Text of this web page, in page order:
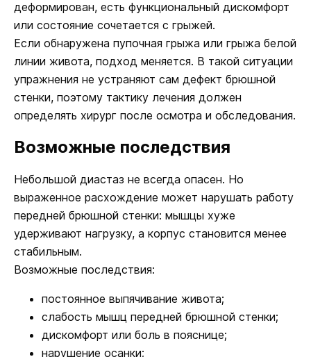
деформирован, есть функциональный дискомфорт
или состояние сочетается с грыжей.
Если обнаружена пупочная грыжа или грыжа белой
линии живота, подход меняется. В такой ситуации
упражнения не устраняют сам дефект брюшной
стенки, поэтому тактику лечения должен
определять хирург после осмотра и обследования.
Возможные последствия
Небольшой диастаз не всегда опасен. Но
выраженное расхождение может нарушать работу
передней брюшной стенки: мышцы хуже
удерживают нагрузку, а корпус становится менее
стабильным.
Возможные последствия:
постоянное выпячивание живота;
слабость мышц передней брюшной стенки;
дискомфорт или боль в пояснице;
нарушение осанки;